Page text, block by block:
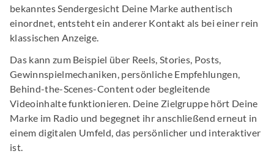
bekanntes Sendergesicht Deine Marke authentisch
einordnet, entsteht ein anderer Kontakt als bei einer rein
klassischen Anzeige.
Das kann zum Beispiel über Reels, Stories, Posts,
Gewinnspielmechaniken, persönliche Empfehlungen,
Behind-the-Scenes-Content oder begleitende
Videoinhalte funktionieren. Deine Zielgruppe hört Deine
Marke im Radio und begegnet ihr anschließend erneut in
einem digitalen Umfeld, das persönlicher und interaktiver
ist.